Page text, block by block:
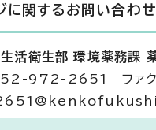
に関する お問い合わせ
活衛生部 環境薬務課
052-972-2651 ファ